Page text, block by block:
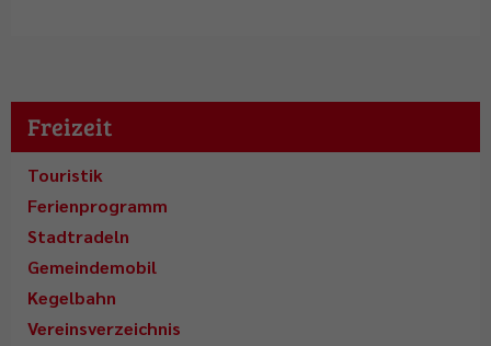
Freizeit
Touristik
Ferienprogramm
Stadtradeln
Gemeindemobil
Kegelbahn
Vereinsverzeichnis